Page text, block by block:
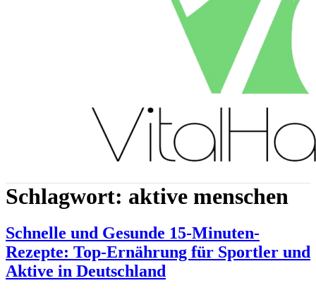
Schlagwort: aktive menschen
Schnelle und Gesunde 15-Minuten-
Rezepte: Top-Ernährung für Sportler und
Aktive in Deutschland